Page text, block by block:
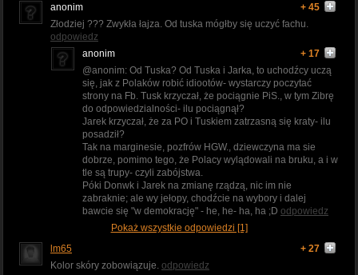
anonim
+ 45
Złodziej ??? Zwykła łajza. Od tuska mógłby się uczyć fachu.
odpowiedz
anonim
+ 17
@anonim: Od Tuska? Od Tuska i Jarka, to uchodźcy uczą
się, jak z Polaków robić idiootów- wystarczy poczytać
strony na Fb. Tusk krzyczał, że pociągnie PiS., w tym Zibrę
do odpowiedzialności- ilu pociągnął?
Jarek krzyczał, że za PO i Tuskiem zatrzasną się kraty- ilu
posadził?
Tak na marginesie, pozfrów HGW., dziewczyna ma sie
dobrze, pomimo tego, że Polacy wylądowali na bruku, a i w
tle są trupy- czyli zabójstwa.
Póki Donwk i Jarek na zmianę rządzą, nic im nie
zabraknie; ale wy jełopy, chodźcie na wybory i dalej
bawcie się "w demokrację" - he, he- ha, ha ;D odpowiedz
Pokaż wszystkie odpowiedzi [1]
lm65
+ 27
Kolor skóry zobowiązuje. odpowiedz